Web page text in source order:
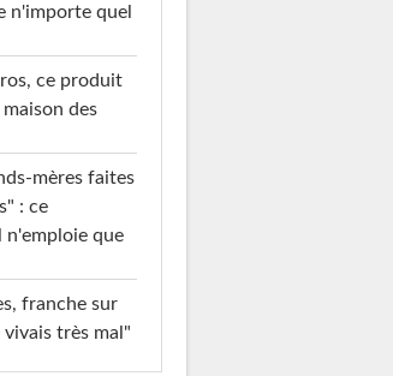
n'importe quel
ce produit
des
mères faites
: ce
n'emploie que
franche sur
très mal"